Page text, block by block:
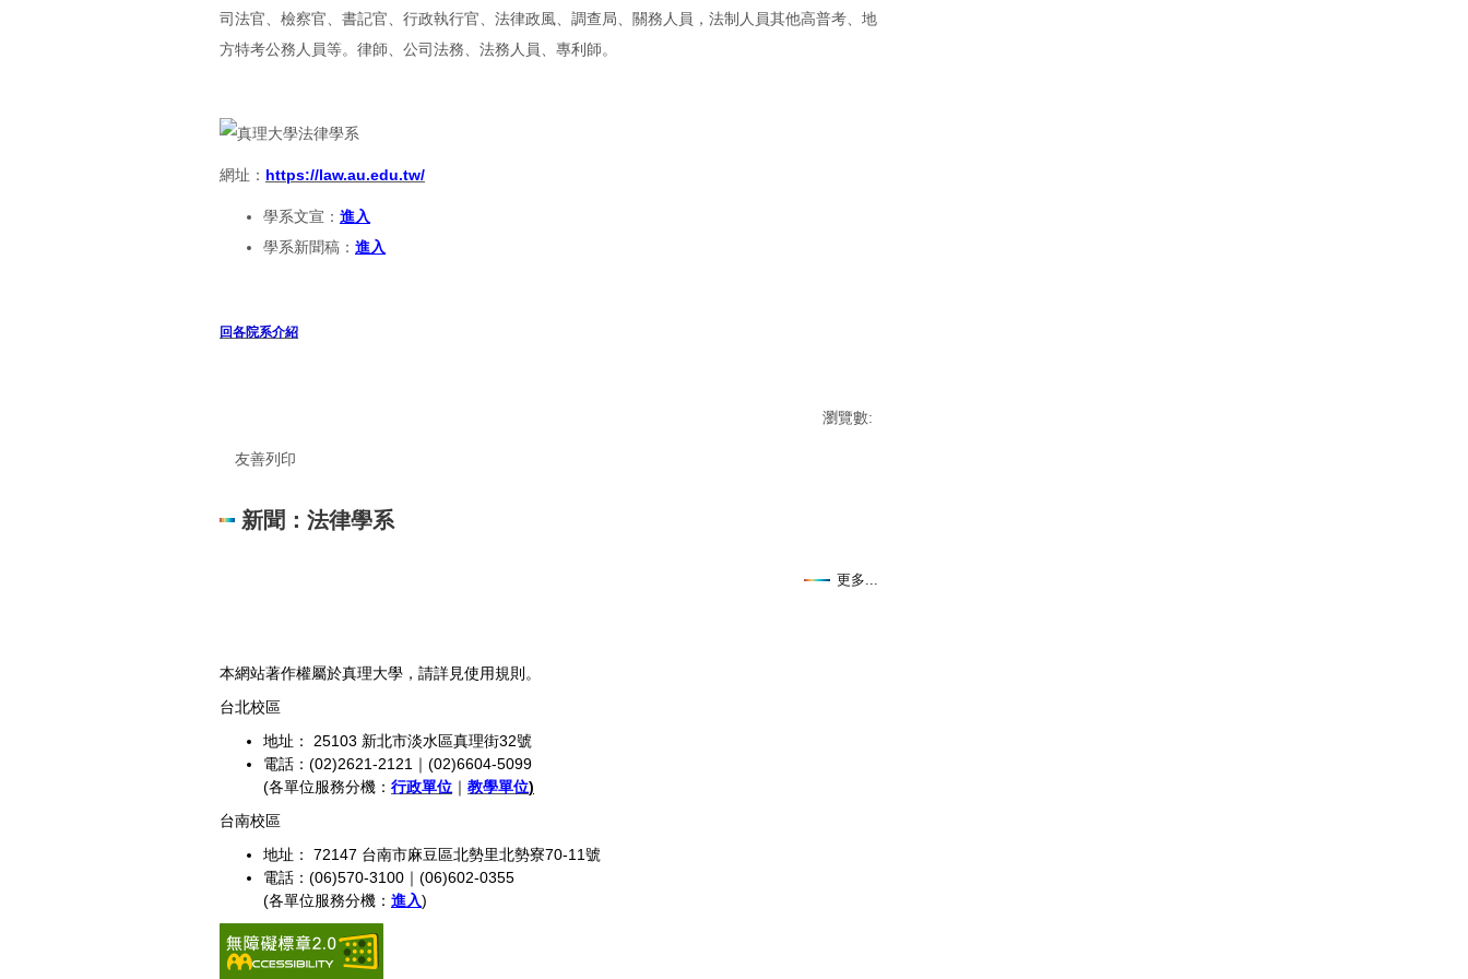
司法官、檢察官、書記官、行政執行官、法律政風、調查局、關務人員，法制人員其他高普考、地
方特考公務人員等。律師、公司法務、法務人員、專利師。
網址： https://law.au.edu.tw/
學系文宣： 進入
學系新聞稿： 進入
回各院系介紹
瀏覽數:
友善列印
新聞：法律學系
更多...
本網站著作權屬於真理大學，請詳見使用規則。
台北校區
地址： 25103 新北市淡水區真理街32號
電話：(02)2621-2121｜(02)6604-5099
(各單位服務分機： 行政單位 ｜ 教學單位)
台南校區
地址： 72147 台南市麻豆區北勢里北勢寮70-11號
電話：(06)570-3100｜(06)602-0355
(各單位服務分機： 進入)